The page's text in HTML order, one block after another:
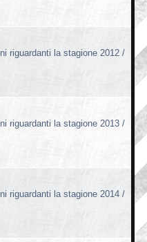
riguardanti la stagione 2012 /
riguardanti la stagione 2013 /
riguardanti la stagione 2014 /